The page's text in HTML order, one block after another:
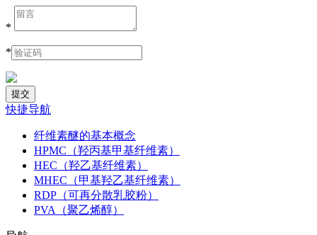
*
*
快捷导航
纤维素醚的基本概念
HPMC（羟丙基甲基纤维素）
HEC（羟乙基纤维素）
MHEC（甲基羟乙基纤维素）
RDP（可再分散乳胶粉）
PVA（聚乙烯醇）